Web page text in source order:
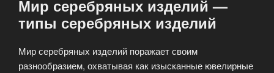
Мир серебряных изделий —
типы серебряных изделий
Мир серебряных изделий поражает своим
разнообразием, охватывая как изысканные ювелирные